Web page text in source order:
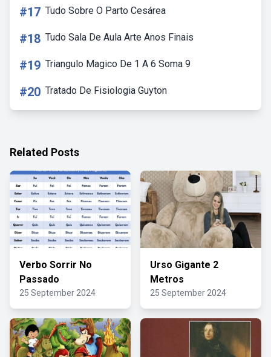
#17 Tudo Sobre O Parto Cesárea
#18 Tudo Sala De Aula Arte Anos Finais
#19 Triangulo Magico De 1 A 6 Soma 9
#20 Tratado De Fisiologia Guyton
Related Posts
Verbo Sorrir No
Passado
25 September 2024
Urso Gigante 2
Metros
25 September 2024